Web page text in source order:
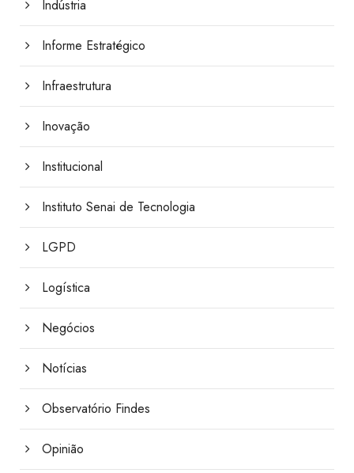
Indústria
Informe Estratégico
Infraestrutura
Inovação
Institucional
Instituto Senai de Tecnologia
LGPD
Logística
Negócios
Notícias
Observatório Findes
Opinião